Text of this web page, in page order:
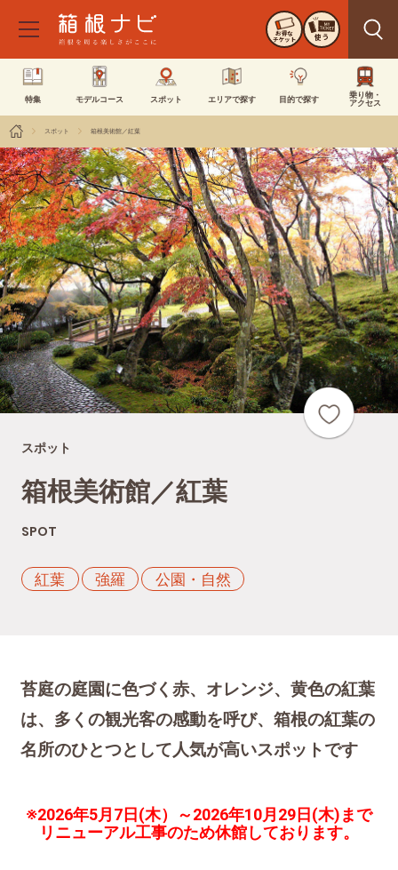
お得な
チケット 使う
特集 モデルコース スポット エリアで探す 目的で探す
乗り物・
アクセス
スポット 箱根美術館／紅葉
スポット
箱根美術館／紅葉
SPOT
紅葉 強羅 公園・自然
苔庭の庭園に色づく赤、オレンジ、黄色の紅葉
は、多くの観光客の感動を呼び、箱根の紅葉の
名所のひとつとして人気が高いスポットです
※2026年5月7日(木）～2026年10月29日(木)まで
リニューアル工事のため休館しております。